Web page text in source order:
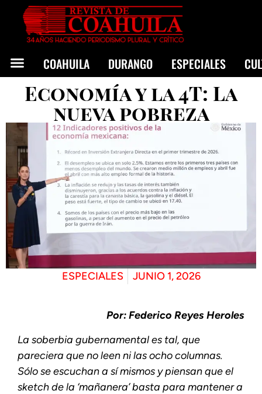
COAHUILA DURANGO ESPECIALES
Economía y la 4T: La
nueva pobreza
ESPECIALES JUNIO 1, 2026
Por: Federico Reyes Heroles
La soberbia gubernamental es tal, que
pareciera que no leen ni las ocho columnas.
Sólo se escuchan a sí mismos y piensan que el
sketch de la ‘mañanera’ basta para mantener a